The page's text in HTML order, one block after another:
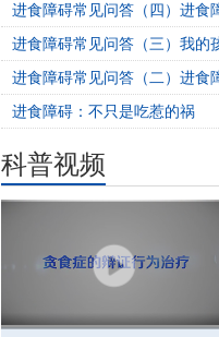
进食障碍常见问答（四）进食
进食障碍常见问答（三）我的
进食障碍常见问答（二）进食
进食障碍：不只是吃惹的祸
科普视频